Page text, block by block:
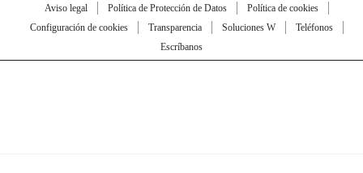
Aviso legal Política de Protección de Datos
Política de cookies
Configuración de cookies
Transparencia Soluciones W
Teléfonos
Escríbanos